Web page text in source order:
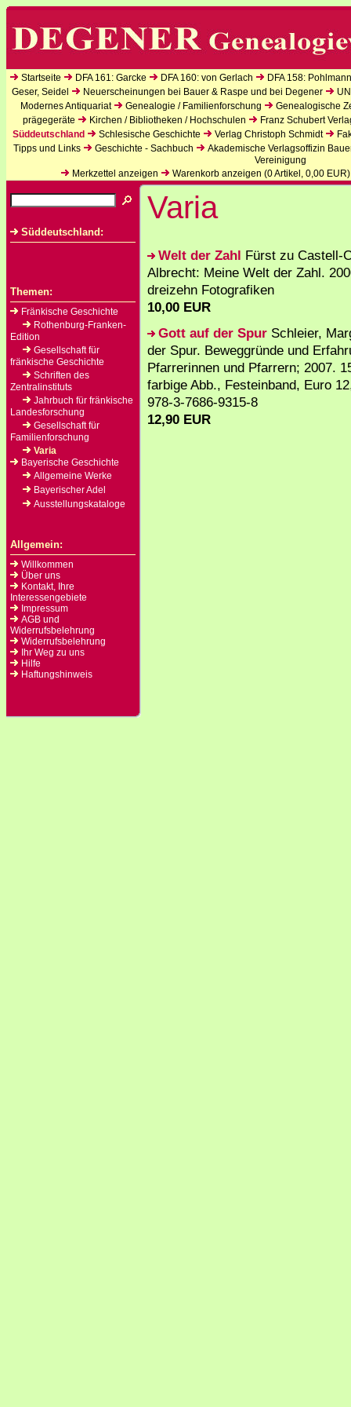
Startseite DFA 161: Garcke DFA 160: von Gerlach
DFA 158:
Geser, Seidel
Neuerscheinungen bei Bauer & Raspe und bei Degener
Modernes Antiquariat
Genealogie / Familienforschung
Genealogische
prägegeräte
Kirchen / Bibliotheken / Hochschulen
Franz Schubert
Süddeutschland
Schlesische Geschichte Verlag Christoph Schmidt
Tipps und Links
Geschichte - Sachbuch
Akademische Verlagsoffizin
Vereinigung
Merkzettel anzeigen
Warenkorb anzeigen (0Artikel, 0,00 EUR)
Süddeutschland:
Themen:
Fränkische Geschichte
Rothenburg-Franken-
Edition
Gesellschaft für
fränkische Geschichte
Schriften des
Zentralinstituts
Jahrbuch für fränkische
Landesforschung
Gesellschaft für
Familienforschung
Varia
Bayerische Geschichte
Allgemeine Werke
Bayerischer Adel
Ausstellungskataloge
Allgemein:
Willkommen
Über uns
Kontakt, Ihre
Interessengebiete
Impressum
AGB und
Widerrufsbelehrung
Widerrufsbelehrung
Ihr Weg zu uns
Hilfe
Haftungshinweis
Varia
Welt der Zahl Fürst zu Castell-
Albrecht: Meine Welt der Zahl.
dreizehn Fotografiken
10,00 EUR
Gott auf der Spur Schleier,
der Spur. Beweggründe und
Pfarrerinnen und Pfarrern; 2007.
farbige Abb., Festeinband, Euro
978-3-7686-9315-8
12,90 EUR